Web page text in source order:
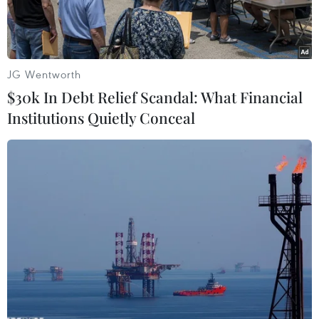
Tổng thống Bờ Biển Ngà Alassane Ouattara phát biểu tại
Abidjan ngày 31/10/2020. Ảnh: THX/ TTXVN
Ngày 9/11, Tổng thống tái đắc cử Bờ Biển Ngà
(Côte d'Ivoire), Alassane Ouattara, đã đề nghị
trong cuộc bầu cử vừa qua - cựu Tổng thống
Henri Bedie, tham gia đàm phán nhằm tháo gỡ
thế bế tắc chính trị hiện nay ở quốc gia châu Phi
Theo phóng viên TTXVN tại châu Phi, trong
tuyên bố, Tổng thống tái đắc cử Ouattara cho
biết ông đã gửi lời mời cựu Tổng thống Bedie
JG Wentworth
$30k In Debt Relief Scandal: What Financial
Institutions Quietly Conceal